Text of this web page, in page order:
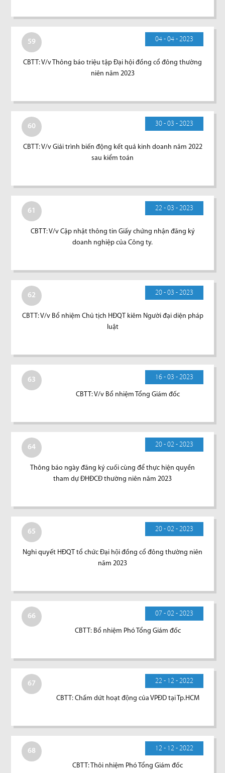
59 04 - 04 - 2023
CBTT: V/v Thông báo triệu tập Đại hội đồng cổ đông thường
niên năm 2023
60 30 - 03 - 2023
CBTT: V/v Giải trình biến động kết quả kinh doanh năm 2022
sau kiểm toán
61 22 - 03 - 2023
CBTT: V/v Cập nhật thông tin Giấy chứng nhận đăng ký
doanh nghiệp của Công ty.
62 20 - 03 - 2023
CBTT: V/v Bổ nhiệm Chủ tịch HĐQT kiêm Người đại diện pháp
luật
63 16 - 03 - 2023
CBTT: V/v Bổ nhiệm Tổng Giám đốc
64 20 - 02 - 2023
Thông báo ngày đăng ký cuối cùng để thực hiện quyền
tham dự ĐHĐCĐ thường niên năm 2023
65 20 - 02 - 2023
Nghi quyết HĐQT tổ chức Đại hội đồng cổ đông thường niên
năm 2023
66 07 - 02 - 2023
CBTT: Bổ nhiệm Phó Tổng Giám đốc
67 22 - 12 - 2022
CBTT: Chấm dứt hoạt động của VPĐD tại Tp.HCM
68 12 - 12 - 2022
CBTT: Thôi nhiệm Phó Tổng Giám đốc